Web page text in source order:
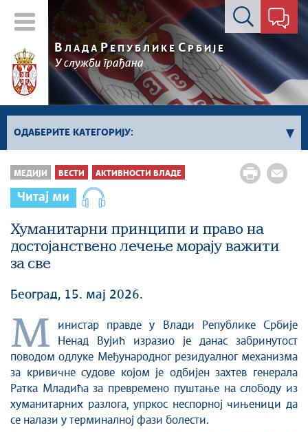
Контакт форма
В ЛАДА РЕПУБЛИКЕ СРБИЈЕ
У служби грађана
ОДАБЕРИТЕ КАТЕГОРИЈУ:
Влада Србије
Активности премијера
Активности потпредседника
Активности Владе
Косово и Метохија
Политика
Економија
Култура и вера
Спорт
Конференције за новинаре
Интервјуи
Линкови
Издвојене теме
МЕДИЈИ ВЕСТИ АКТИВНОСТИ ВЛАДЕ
Читај ми
Хуманитарни принципи и право на
достојанствено лечење морају важити
за све
Београд, 15. мај 2026.
М
инистар правде у Влади Републике Србије
Ненад Вујић изразио је данас забринутост
поводом одлуке Међународног резидуалног механизма
за кривичне судове којом је одбијен захтев генерала
Ратка Младића за превремено пуштање на слободу из
хуманитарних разлога, упркос неспорној чињеници да
се налази у терминалној фази болести.